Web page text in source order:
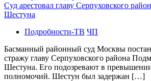
Суд арестовал главу Серпуховского
Шестуна
Подробности-ТВ ЧП
Басманный районный суд Москвы
стражу главу Серпуховского района
Шестуна. Его подозревают в
полномочий. Шестун был задержан […]